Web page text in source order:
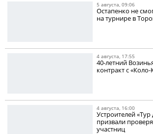
5 августа, 09:06
Остапенко не
на турнире в
4 августа, 17:55
40-летний
контракт с
4 августа, 16:00
Устроителей
призвали
участниц